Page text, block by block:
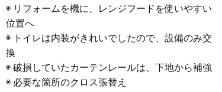
◉ リフォームを機に、レンジフードを使いやすい
位置へ
◉ トイレは内装がきれいでしたので、設備のみ交
換
◉ 破損していたカーテンレールは、下地から補強
◉ 必要な箇所のクロス張替え